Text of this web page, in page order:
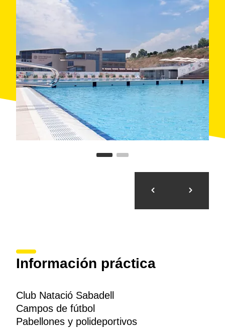
Información práctica
Club Natació Sabadell
Campos de fútbol
Pabellones y polideportivos